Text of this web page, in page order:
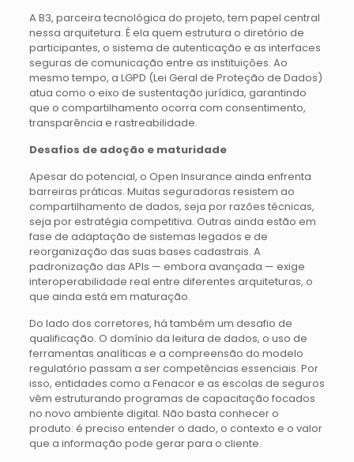
A B3, parceira tecnológica do projeto, tem papel central
nessa arquitetura. É ela quem estrutura o diretório de
participantes, o sistema de autenticação e as interfaces
seguras de comunicação entre as instituições. Ao
mesmo tempo, a LGPD (Lei Geral de Proteção de Dados)
atua como o eixo de sustentação jurídica, garantindo
que o compartilhamento ocorra com consentimento,
transparência e rastreabilidade.
Desafios de adoção e maturidade
Apesar do potencial, o Open Insurance ainda enfrenta
barreiras práticas. Muitas seguradoras resistem ao
compartilhamento de dados, seja por razões técnicas,
seja por estratégia competitiva. Outras ainda estão em
fase de adaptação de sistemas legados e de
reorganização das suas bases cadastrais. A
padronização das APIs — embora avançada — exige
interoperabilidade real entre diferentes arquiteturas, o
que ainda está em maturação.
Do lado dos corretores, há também um desafio de
qualificação. O domínio da leitura de dados, o uso de
ferramentas analíticas e a compreensão do modelo
regulatório passam a ser competências essenciais. Por
isso, entidades como a Fenacor e as escolas de seguros
vêm estruturando programas de capacitação focados
no novo ambiente digital. Não basta conhecer o
produto: é preciso entender o dado, o contexto e o valor
que a informação pode gerar para o cliente.